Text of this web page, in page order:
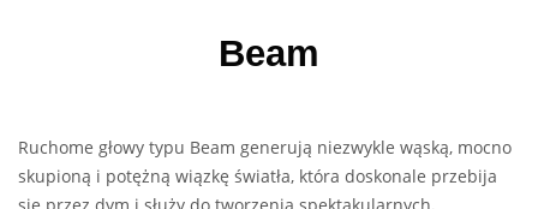
Beam
Ruchome głowy typu Beam generują niezwykle wąską, mocno
skupioną i potężną wiązkę światła, która doskonale przebija